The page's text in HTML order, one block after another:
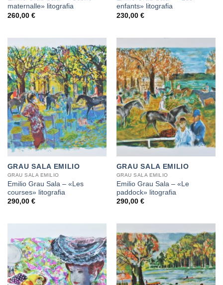
maternalle» litografia
260,00 €
enfants» litografia
230,00 €
GRAU SALA EMILIO
GRAU SALA EMILIO
Emilio Grau Sala – «Les
courses» litografia
290,00 €
GRAU SALA EMILIO
GRAU SALA EMILIO
Emilio Grau Sala – «Le
paddock» litografia
290,00 €